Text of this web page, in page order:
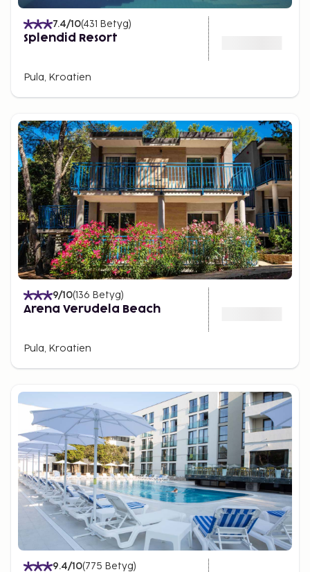
7.4/10(431 Betyg)
Splendid Resort
Pula, Kroatien
9/10(136 Betyg)
Arena Verudela Beach
Pula, Kroatien
9.4/10(775 Betyg)